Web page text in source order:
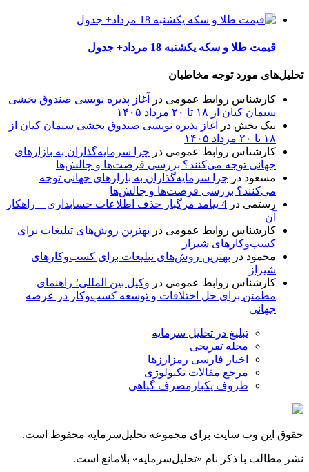
قیمت طلا و سکه یکشنبه 18 مرداد+ جدول
تحلیل‌های مورد توجه مخاطبان
کارشناس روابط عمومی در
آغاز پذیره نویسی صندوق بخشی
سیمان کیان از ۱۸ تا ۲۰ مرداد ۱۴۰۵
نیک بخش در
آغاز پذیره نویسی صندوق بخشی سیمان کیان از
۱۸ تا ۲۰ مرداد ۱۴۰۵
کارشناس روابط عمومی در چرا سرمایه‌گذاران به بازارهای
جهانی توجه می‌کنند؟ بررسی فرصت‌ها و چالش‌ها
مسعود در چرا سرمایه‌گذاران به بازارهای جهانی توجه
می‌کنند؟ بررسی فرصت‌ها و چالش‌ها
رستمی در
4 پیامد مرگبار حذف اطلاعات حسابداری + راهکار
آن
کارشناس روابط عمومی در بهترین روش‌های تبلیغات برای
کسب‌وکارهای شیراز
محمود در بهترین روش‌های تبلیغات برای کسب‌وکارهای
شیراز
کارشناس روابط عمومی در وکیل بین المللی؛ راهنمای
مطمئن برای حل اختلافات و توسعه کسب‌وکار در عرصه
جهانی
تبلیغ در تحلیل سرمایه
مجله تفریحی
اخبار فارسی رمزارزها
مرجع مقالات تکنولوژی
ظروف یکبارمصرف گیاهی
حقوق این وب سایت برای مجموعه تحلیل‌سرمایه محفوظ است.
نشر مطالب با ذکر نام «تحلیل‌سرمایه» بلامانع است.